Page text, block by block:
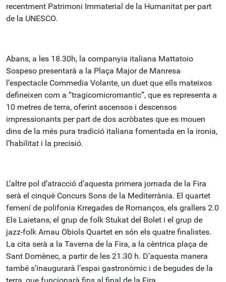
recentment Patrimoni Immaterial de la Humanitat per part
de la UNESCO.
Abans, a les 18.30h, la companyia italiana Mattatoio
Sospeso presentarà a la Plaça Major de Manresa
l’espectacle Commedia Volante, un duet que ells mateixos
defineixen com a “tragicomicromantic”, que es representa a
10 metres de terra, oferint ascensos i descensos
impressionants per part de dos acròbates que es mouen
dins de la més pura tradició italiana fomentada en la ironia,
l’habilitat i la precisió.
L’altre pol d’atracció d’aquesta primera jornada de la Fira
serà el cinquè Concurs Sons de la Mediterrània. El quartet
femení de polifonia Krregades de Romanços, els grallers 2.0
Els Laietans, el grup de folk Stukat del Bolet i el grup de
jazz-folk Arnau Obiols Quartet en són els quatre finalistes.
La cita serà a la Taverna de la Fira, a la cèntrica plaça de
Sant Domènec, a partir de les 21.30 h. D’aquesta manera
també s’inaugurarà l’espai gastronòmic i de begudes de la